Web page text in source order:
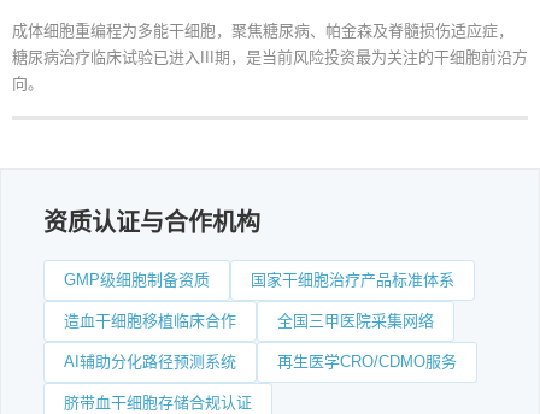
成体细胞重编程为多能干细胞，聚焦糖尿病、帕金森及脊髓损伤适应症，
糖尿病治疗临床试验已进入III期，是当前风险投资最为关注的干细胞前沿方
向。
资质认证与合作机构
GMP级细胞制备资质 国家干细胞治疗产品标准体系
造血干细胞移植临床合作 全国三甲医院采集网络
AI辅助分化路径预测系统 再生医学CRO/CDMO服务
脐带血干细胞存储合规认证